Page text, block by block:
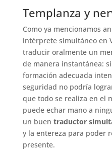
Templanza y
Como ya mencionamos
intérprete simultáneo en
traducir oralmente un
de manera instantánea:
formación adecuada
seguridad no podría
que todo se realiza en el
puede echar mano a
un buen traductor
y la entereza para poder
presente.